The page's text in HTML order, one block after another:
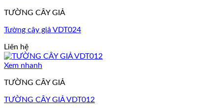
TƯỜNG CÂY GIẢ
Tường cây giả VDT024
Liên hệ
Xem nhanh
TƯỜNG CÂY GIẢ
TƯỜNG CÂY GIẢ VDT012